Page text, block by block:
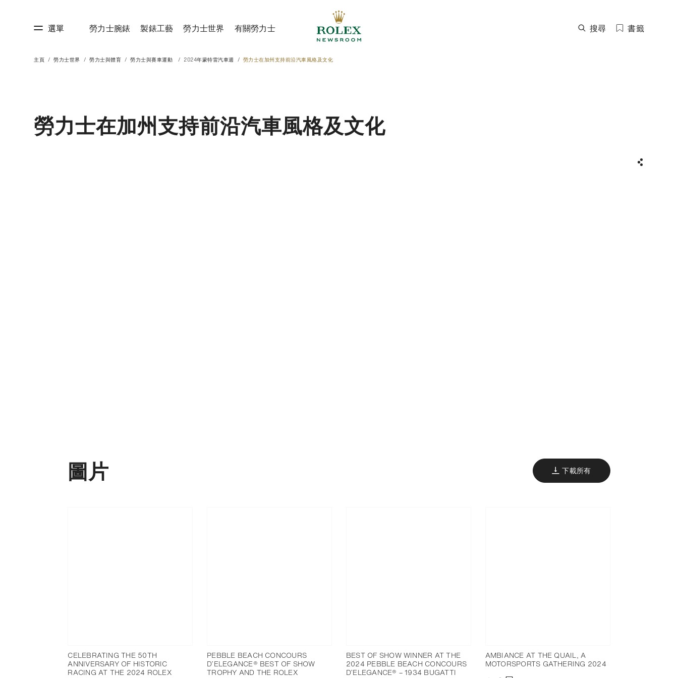
選單 勞力士腕錶 製錶工藝 勞力士世界 有關勞力士 搜尋 書籤
主頁 勞力士世界 勞力士與體育 勞力士與賽車運動 2024年蒙特雷汽車週 勞力士在加州支持前沿汽車風格及文化
勞力士在加州支持前沿汽車風格及文化
圖片 下載所有
CELEBRATING THE 50TH
ANNIVERSARY OF HISTORIC
RACING AT THE 2024 ROLEX
PEBBLE BEACH CONCOURS
D’ELEGANCE® BEST OF SHOW
TROPHY AND THE ROLEX
BEST OF SHOW WINNER AT THE
2024 PEBBLE BEACH CONCOURS
D’ELEGANCE® – 1934 BUGATTI
AMBIANCE AT THE QUAIL, A
MOTORSPORTS GATHERING 2024